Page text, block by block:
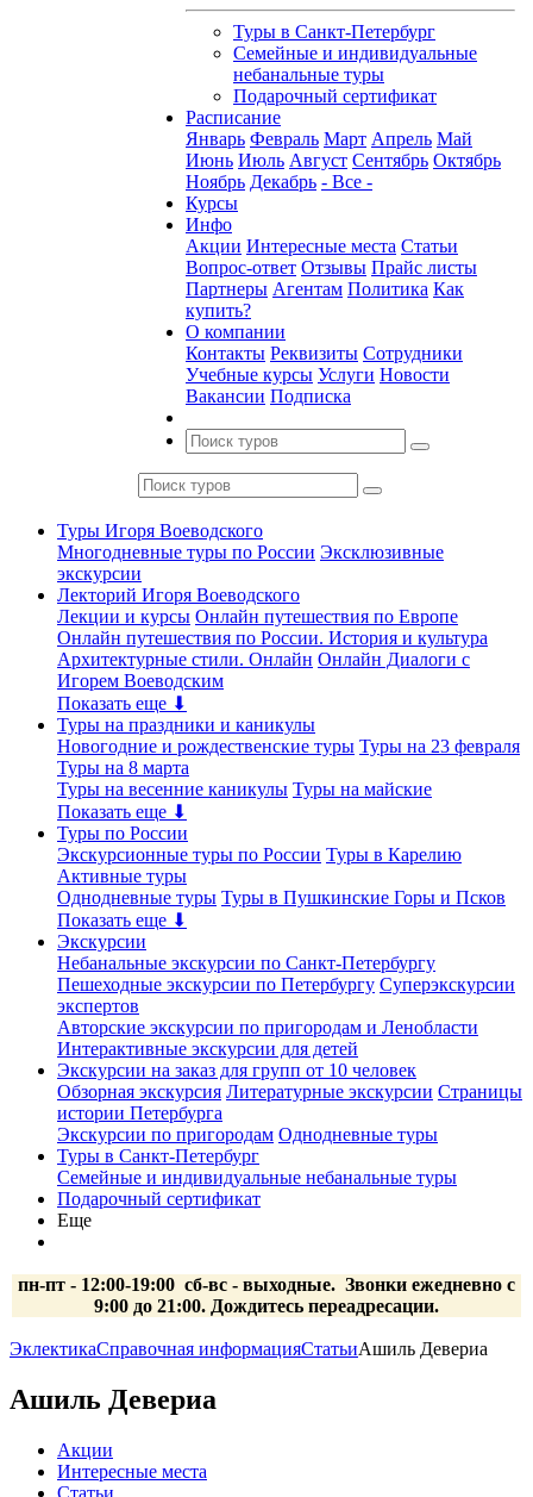
Туры в Санкт-Петербург
Семейные и индивидуальные
небанальные туры
Подарочный сертификат
Расписание
Январь Февраль Март Апрель Май
Июнь Июль Август Сентябрь Октябрь
Ноябрь Декабрь - Все -
Курсы
Инфо
Акции Интересные места Статьи
Вопрос-ответ Отзывы Прайс листы
Партнеры Агентам Политика Как
купить?
О компании
Контакты Реквизиты Сотрудники
Учебные курсы Услуги Новости
Вакансии Подписка
Туры Игоря Воеводского
Многодневные туры по России Эксклюзивные
экскурсии
Лекторий Игоря Воеводского
Лекции и курсы Онлайн путешествия по Европе
Онлайн путешествия по России. История и культура
Архитектурные стили. Онлайн Онлайн Диалоги с
Игорем Воеводским
Показать еще ⬇
Туры на праздники и каникулы
Новогодние и рождественские туры Туры на 23 февраля
Туры на 8 марта
Туры на весенние каникулы Туры на майские
Показать еще ⬇
Туры по России
Экскурсионные туры по России Туры в Карелию
Активные туры
Однодневные туры Туры в Пушкинские Горы и Псков
Показать еще ⬇
Экскурсии
Небанальные экскурсии по Санкт-Петербургу
Пешеходные экскурсии по Петербургу Суперэкскурсии
экспертов
Авторские экскурсии по пригородам и Ленобласти
Интерактивные экскурсии для детей
Экскурсии на заказ для групп от 10 человек
Обзорная экскурсия Литературные экскурсии Страницы
истории Петербурга
Экскурсии по пригородам Однодневные туры
Туры в Санкт-Петербург
Семейные и индивидуальные небанальные туры
Подарочный сертификат
Еще
пн-пт - 12:00-19:00 сб-вс - выходные. Звонки ежедневно с
9:00 до 21:00. Дождитесь переадресации.
ЭклектикаСправочная информацияСтатьиАшиль Девериа
Ашиль Девериа
Акции
Интересные места
Статьи